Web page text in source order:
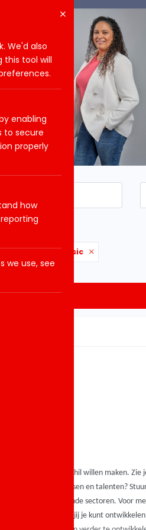
Vakgebied:Music
talenten die het verschil willen maken.
aansluit bij jouw wensen en talenten?
in uiteenlopende sectoren. Voor
opdracht waarin jij je kunt
We'd also
this tool will
enabling
to secure
properly
how
we use, see